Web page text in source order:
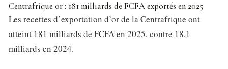
Centrafrique or : 181 milliards de FCFA exportés en 2025
Les recettes d’exportation d’or de la Centrafrique ont
atteint 181 milliards de FCFA en 2025, contre 18,1
milliards en 2024.